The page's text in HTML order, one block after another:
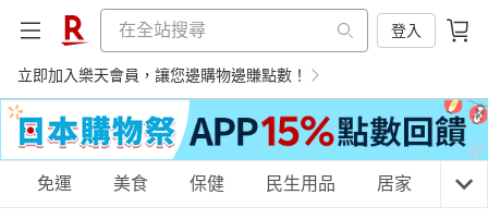
登入
立即加入樂天會員，讓您邊購物邊賺點數！
購物網分類
免運 美食 保健 民生用品 居家 3C